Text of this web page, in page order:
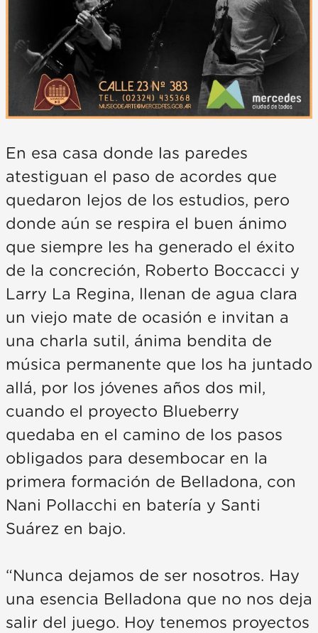
En esa casa donde las paredes
atestiguan el paso de acordes que
quedaron lejos de los estudios, pero
donde aún se respira el buen ánimo
que siempre les ha generado el éxito
de la concreción, Roberto Boccacci y
Larry La Regina, llenan de agua clara
un viejo mate de ocasión e invitan a
una charla sutil, ánima bendita de
música permanente que los ha juntado
allá, por los jóvenes años dos mil,
cuando el proyecto Blueberry
quedaba en el camino de los pasos
obligados para desembocar en la
primera formación de Belladona, con
Nani Pollacchi en batería y Santi
Suárez en bajo.
“Nunca dejamos de ser nosotros. Hay
una esencia Belladona que no nos deja
salir del juego. Hoy tenemos proyectos